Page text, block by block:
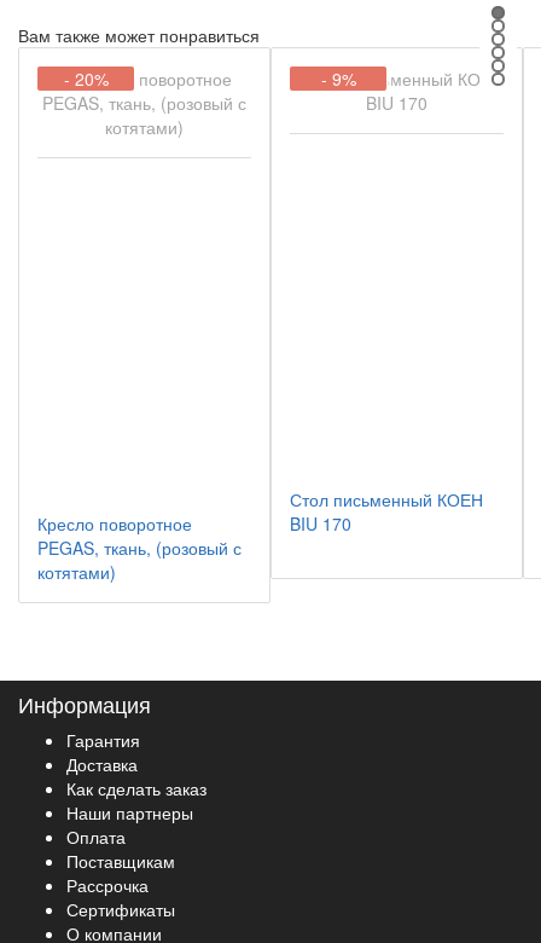
Вам также может понравиться
- 20%
Кресло поворотное
PEGAS, ткань, (розовый с
котятами)
- 9%
Стол письменный КОЕН
BIU 170
Информация
Гарантия
Доставка
Как сделать заказ
Наши партнеры
Оплата
Поставщикам
Рассрочка
Сертификаты
О компании